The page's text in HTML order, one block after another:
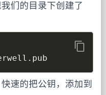
们的目录下创建了
content_copy
速的把公钥，添加到